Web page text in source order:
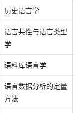
历史语言学
语言共性与语言类型
学
语料库语言学
语言数据分析的定量
方法